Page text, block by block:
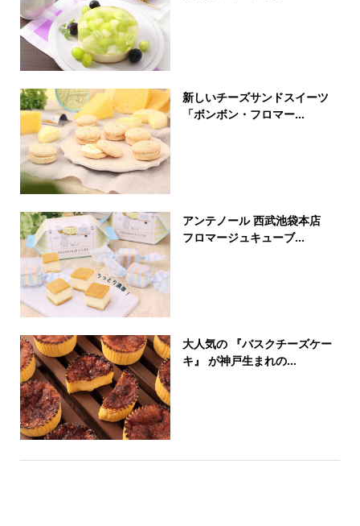
新しいチーズサンドスイーツ
「ボンボン・フロマー...
アンテノール 西武池袋本店
フロマージュキューブ...
大人気の 『バスクチーズケー
キ』 が神戸生まれの...